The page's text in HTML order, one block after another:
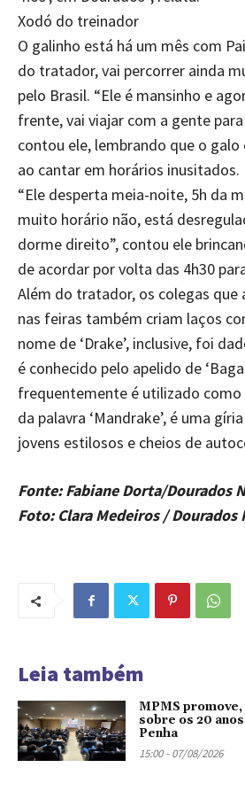
Xodó do treinador
O galinho está há um mês com
do tratador, vai percorrer ainda
pelo Brasil. “Ele é mansinho e
frente, vai viajar com a gente
contou ele, lembrando que o
ao cantar em horários inusitados.
“Ele desperta meia-noite, 5h da
muito horário não, está
dorme direito”, contou ele
de acordar por volta das 4h30
Além do tratador, os colegas que
nas feiras também criam laços
nome de ‘Drake’, inclusive, foi
é conhecido pelo apelido de
frequentemente é utilizado como
da palavra ‘Mandrake’, é uma
jovens estilosos e cheios de
Fonte: Fabiane Dorta/Dourados
Foto: Clara Medeiros / Dourados
Leia também
MPMS
sobre os 20
Penha
15:00 - 07/08/2026